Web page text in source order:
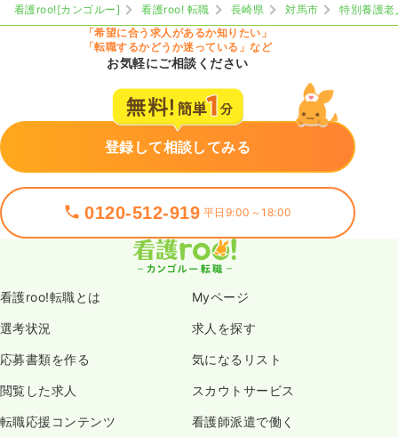
看護roo![カンゴルー] 看護roo! 転職 長崎県 対馬市
特別養護
「希望に合う求人があるか知りたい」
「転職するかどうか迷っている」など
お気軽にご相談ください
登録して相談してみる
0120-512-919 平日9:00～18:00
看護roo!転職とは Myページ
選考状況 求人を探す
応募書類を作る 気になるリスト
閲覧した求人 スカウトサービス
転職応援コンテンツ 看護師派遣で働く